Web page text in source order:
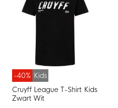
-40% Kids
Cruyff League T-Shirt Kids
Zwart Wit